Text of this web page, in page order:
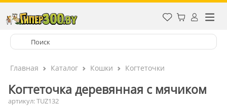
Главная Каталог Кошки Когтеточки
Когтеточка деревянная с мячиком
артикул: TUZ132